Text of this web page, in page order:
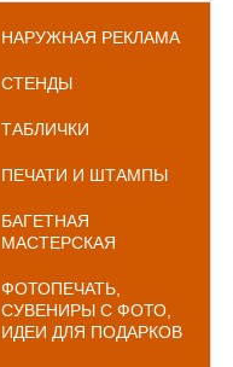
НАРУЖНАЯ РЕКЛАМА
СТЕНДЫ
ТАБЛИЧКИ
ПЕЧАТИ И ШТАМПЫ
БАГЕТНАЯ
МАСТЕРСКАЯ
ФОТОПЕЧАТЬ,
СУВЕНИРЫ С ФОТО,
ИДЕИ ДЛЯ ПОДАРКОВ